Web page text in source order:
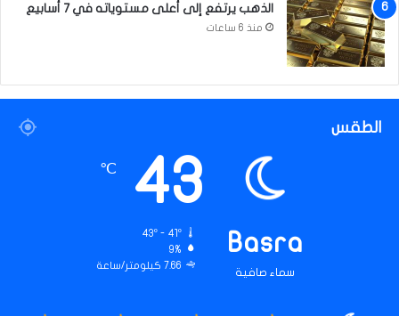
س
ي
ن
(
ع
الذهب يرتفع إلى أعلى مستوياته في 7 أسابيع
منذ 6 ساعات
الطقس
Basra
سماء صافية
43
℃
43º - 41º
9%
7.66 كيلومتر/ساعة